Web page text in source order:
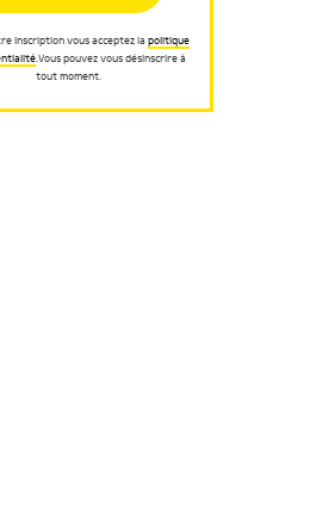
inscription vous acceptez la politique
.Vous pouvez vous désinscrire à
tout moment.